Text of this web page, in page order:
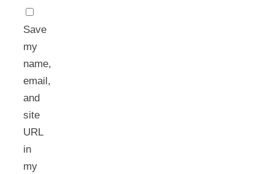
Save
my
name,
email,
and
site
URL
in
my